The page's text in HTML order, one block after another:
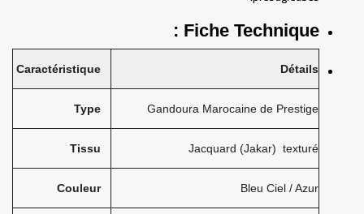
Fiche Technique :
Caractéristique Détails
Type Gandoura Marocaine de Prestige
Tissu Jacquard (Jakar) texturé
Couleur Bleu Ciel / Azur